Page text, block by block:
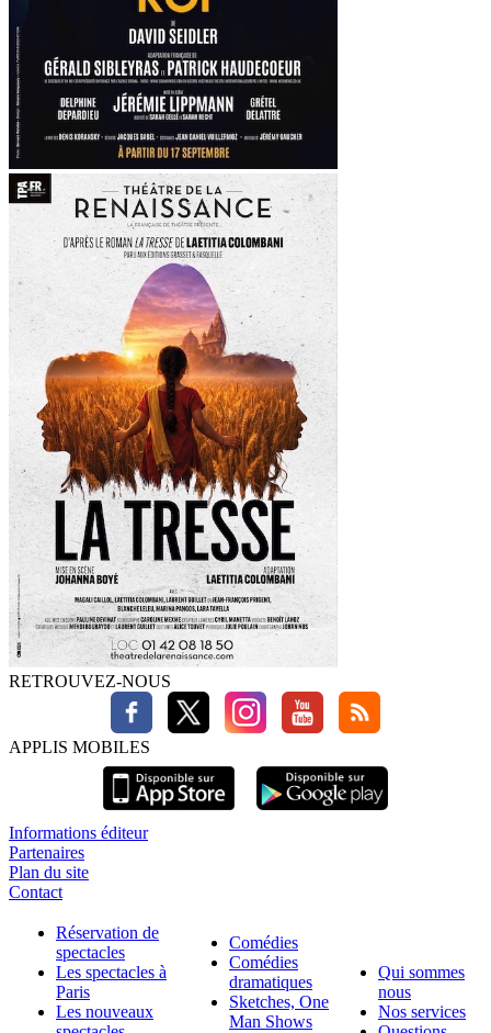
RETROUVEZ-NOUS
APPLIS MOBILES
Informations éditeur
Partenaires
Plan du site
Contact
Réservation de
spectacles
Les spectacles à
Paris
Les nouveaux
Comédies
Comédies
dramatiques
Sketches, One
Man Shows
Qui sommes
nous
Nos services